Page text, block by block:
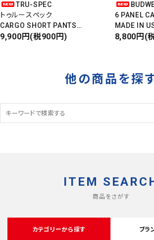
TRU-SPEC
トゥルースペック
CARGO SHORT PANTS
カーゴショートパンツ
9,900円(税900円)
6 PANEL
MADE IN
Front
8,800円(
他の商品を探
ITEM
商品をさがす
カテゴリーから探す ブラ